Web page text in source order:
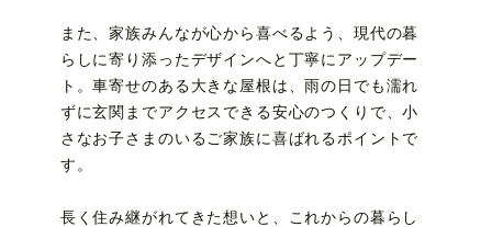
また、家族みんなが心から喜べるよう、現代の暮
らしに寄り添ったデザインへと丁寧にアップデー
ト。車寄せのある大きな屋根は、雨の日でも濡れ
ずに玄関までアクセスできる安心のつくりで、小
さなお子さまのいるご家族に喜ばれるポイントで
す。
長く住み継がれてきた想いと、これからの暮らし